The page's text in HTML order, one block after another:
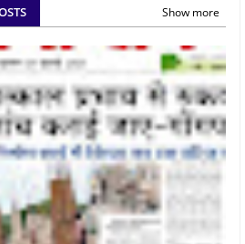
Show more